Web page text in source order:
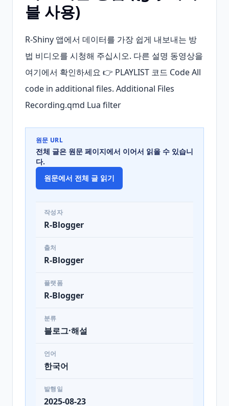
블 사용)
R-Shiny 앱에서 데이터를 가장 쉽게 내보내는 방
법 비디오를 시청해 주십시오. 다른 설명 동영상을
여기에서 확인하세요 👉 PLAYLIST 코드 Code All
code in additional files. Additional Files
Recording.qmd Lua filter
원문 URL
전체 글은 원문 페이지에서 이어서 읽을 수 있습니
다.
원문에서 전체 글 읽기
작성자
R-Blogger
출처
R-Blogger
플랫폼
R-Blogger
분류
블로그·해설
언어
한국어
발행일
2025-08-23